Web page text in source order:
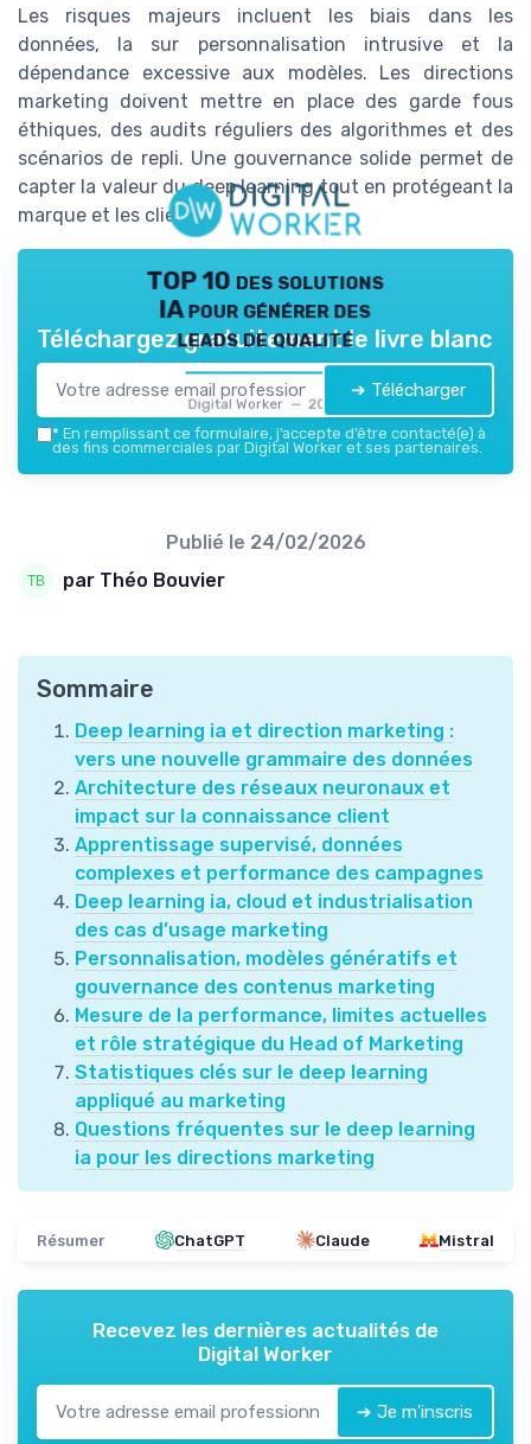
Les risques majeurs incluent les biais dans les
données, la sur personnalisation intrusive et la
dépendance excessive aux modèles. Les directions
marketing doivent mettre en place des garde fous
éthiques, des audits réguliers des algorithmes et des
scénarios de repli. Une gouvernance solide permet de
capter la valeur du deep learning tout en protégeant la
marque et les clients.
TOP 10 des solutions
IA pour générer des
leads de qualité
Digital Worker — 2026
Téléchargez gratuitement le livre blanc
➔ Télécharger
* En remplissant ce formulaire, j’accepte d’être contacté(e) à
des fins commerciales par Digital Worker et ses partenaires.
Publié le 24/02/2026
par Théo Bouvier
Sommaire
Deep learning ia et direction marketing :
vers une nouvelle grammaire des données
Architecture des réseaux neuronaux et
impact sur la connaissance client
Apprentissage supervisé, données
complexes et performance des campagnes
Deep learning ia, cloud et industrialisation
des cas d’usage marketing
Personnalisation, modèles génératifs et
gouvernance des contenus marketing
Mesure de la performance, limites actuelles
et rôle stratégique du Head of Marketing
Statistiques clés sur le deep learning
appliqué au marketing
Questions fréquentes sur le deep learning
ia pour les directions marketing
Résumer ChatGPT Claude Mistral
Recevez les dernières actualités de
Digital Worker
➔ Je m'inscris